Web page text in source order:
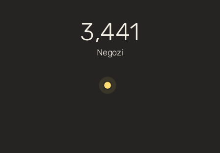
Negozi